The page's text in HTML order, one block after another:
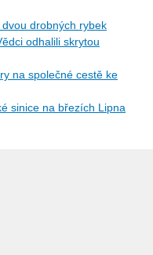
drobných rybek
odhalili skrytou
na společné cestě ke
sinice na březích Lipna